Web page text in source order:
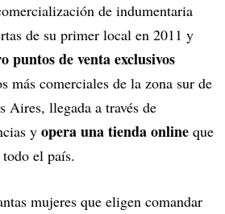
de indumentaria
de su primer local en 2011 y
puntos de venta exclusivos
más comerciales de la zona sur de
Aires, llegada a través de
y opera una tienda online que
el país.
mujeres que eligen comandar